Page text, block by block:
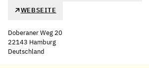
WEBSEITE
Doberaner Weg 20
22143 Hamburg
Deutschland